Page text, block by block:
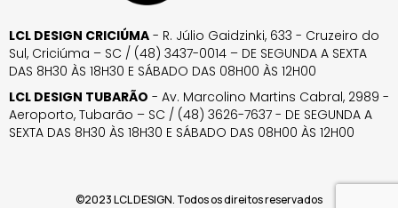
LCL DESIGN CRICIÚMA - R. Júlio Gaidzinki, 633 - Cruzeiro do
Sul, Criciúma – SC / (48) 3437-0014 – DE SEGUNDA A SEXTA
DAS 8H30 ÀS 18H30 E SÁBADO DAS 08H00 ÀS 12H00
LCL DESIGN TUBARÃO - Av. Marcolino Martins Cabral, 2989 -
Aeroporto, Tubarão – SC / (48) 3626-7637 - DE SEGUNDA A
SEXTA DAS 8H30 ÀS 18H30 E SÁBADO DAS 08H00 ÀS 12H00
©2023 LCL DESIGN. Todos os direitos reservados